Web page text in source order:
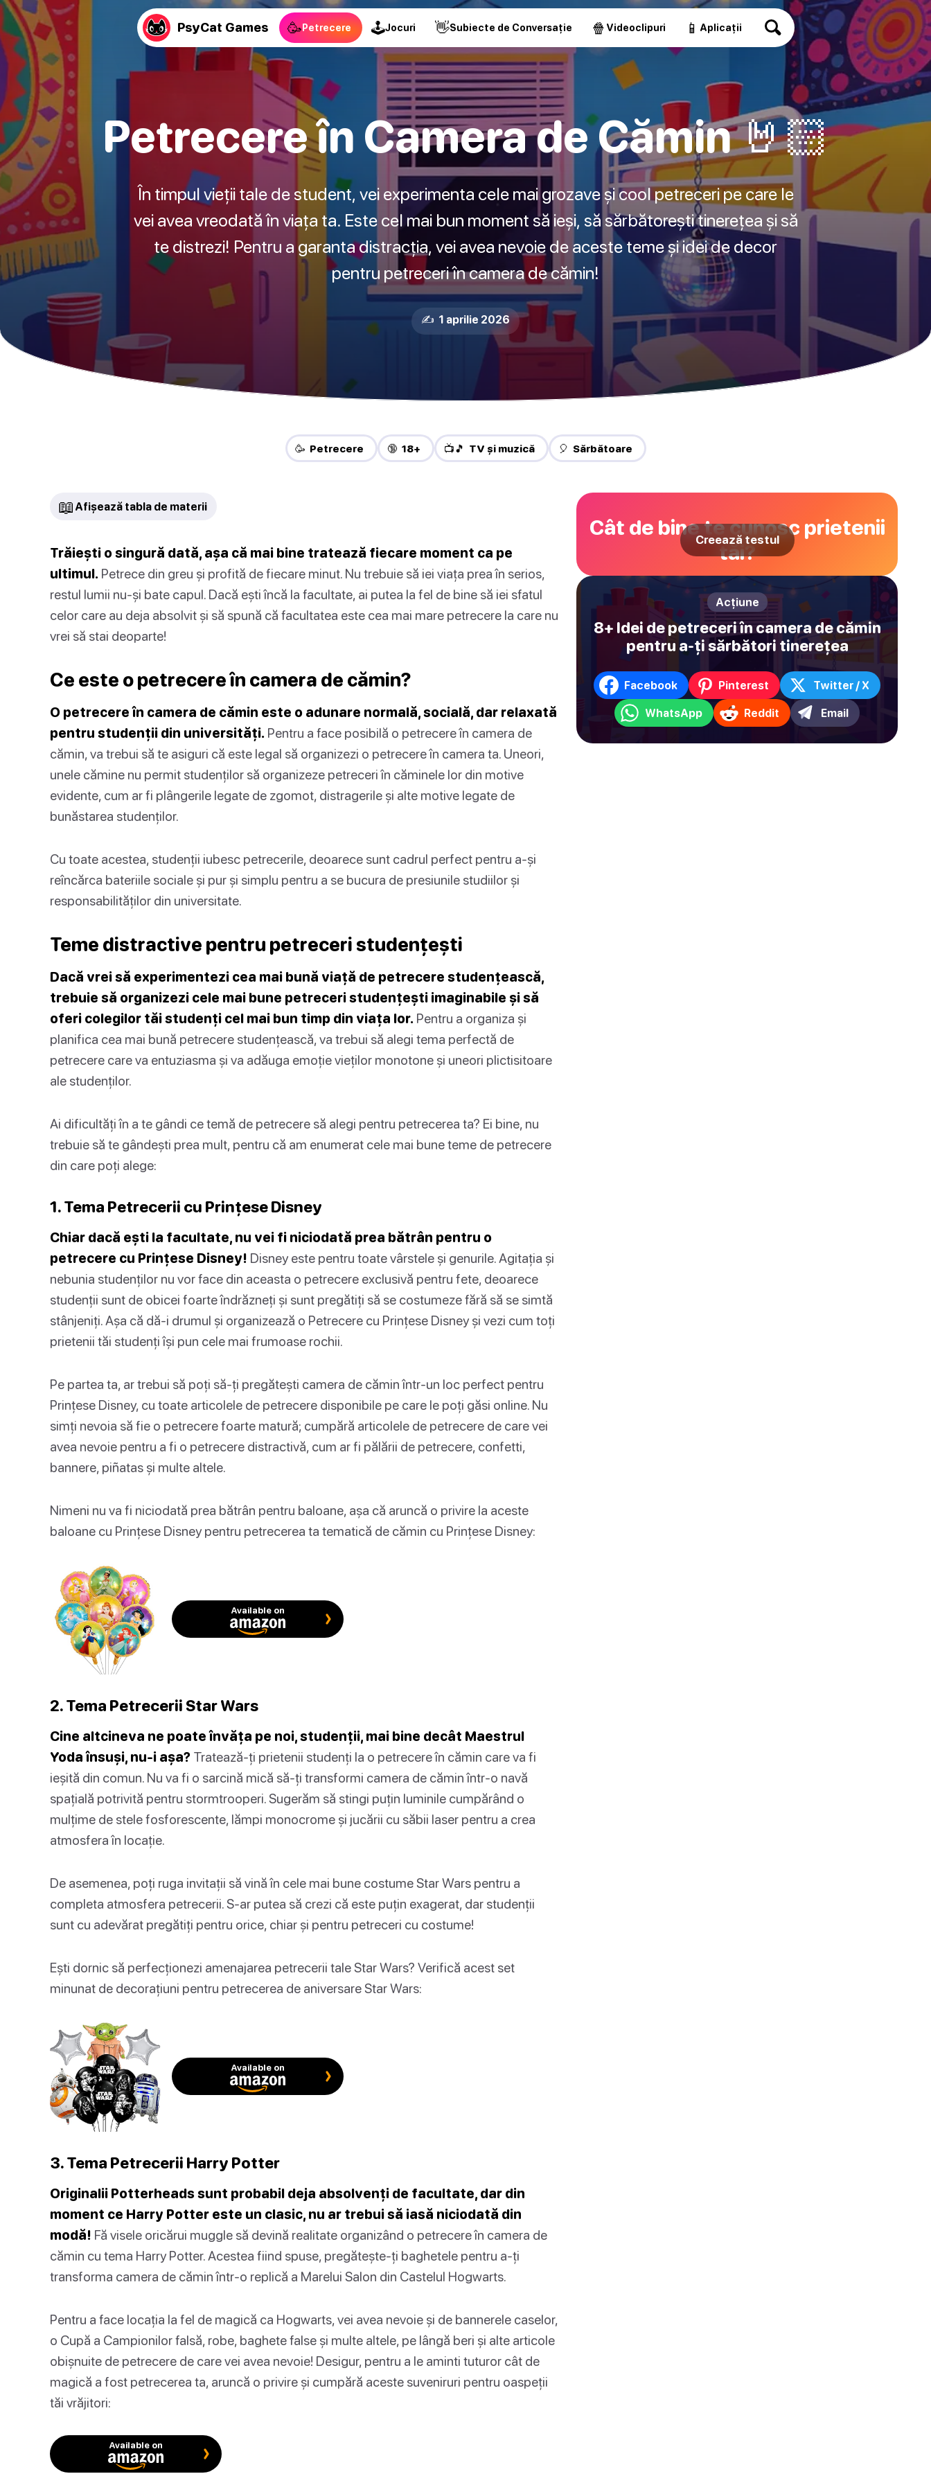
PsyCat Games 🥳Petrecere 🕹Jocuri 👋Subiecte de Conversație 🍿 Videoclipuri 📱 Aplicații
Petrecere în Camera de Cămin 🤘🏻
În timpul vieții tale de student, vei experimenta cele mai grozave și cool petreceri pe care le
vei avea vreodată în viața ta. Este cel mai bun moment să ieși, să sărbătorești tinerețea și să
te distrezi! Pentru a garanta distracția, vei avea nevoie de aceste teme și idei de decor
pentru petreceri în camera de cămin!
✍️ 1 aprilie 2026
🥳 Petrecere 🔞 18+ 📺🎵 TV și muzică 🎈 Sărbătoare
📖 Afișează tabla de materii
Trăiești o singură dată, așa că mai bine tratează fiecare moment ca pe
ultimul. Petrece din greu și profită de fiecare minut. Nu trebuie să iei viața prea în serios,
restul lumii nu-și bate capul. Dacă ești încă la facultate, ai putea la fel de bine să iei sfatul
celor care au deja absolvit și să spună că facultatea este cea mai mare petrecere la care nu
vrei să stai deoparte!
Ce este o petrecere în camera de cămin?
O petrecere în camera de cămin este o adunare normală, socială, dar relaxată
pentru studenții din universități. Pentru a face posibilă o petrecere în camera de
cămin, va trebui să te asiguri că este legal să organizezi o petrecere în camera ta. Uneori,
unele cămine nu permit studenților să organizeze petreceri în căminele lor din motive
evidente, cum ar fi plângerile legate de zgomot, distragerile și alte motive legate de
bunăstarea studenților.
Cu toate acestea, studenții iubesc petrecerile, deoarece sunt cadrul perfect pentru a-și
reîncărca bateriile sociale și pur și simplu pentru a se bucura de presiunile studiilor și
responsabilităților din universitate.
Teme distractive pentru petreceri studențești
Dacă vrei să experimentezi cea mai bună viață de petrecere studențească,
trebuie să organizezi cele mai bune petreceri studențești imaginabile și să
oferi colegilor tăi studenți cel mai bun timp din viața lor. Pentru a organiza și
planifica cea mai bună petrecere studențească, va trebui să alegi tema perfectă de
petrecere care va entuziasma și va adăuga emoție vieților monotone și uneori plictisitoare
ale studenților.
Ai dificultăți în a te gândi ce temă de petrecere să alegi pentru petrecerea ta? Ei bine, nu
trebuie să te gândești prea mult, pentru că am enumerat cele mai bune teme de petrecere
din care poți alege:
1. Tema Petrecerii cu Prințese Disney
Chiar dacă ești la facultate, nu vei fi niciodată prea bătrân pentru o
petrecere cu Prințese Disney! Disney este pentru toate vârstele și genurile. Agitația și
nebunia studenților nu vor face din aceasta o petrecere exclusivă pentru fete, deoarece
studenții sunt de obicei foarte îndrăzneți și sunt pregătiți să se costumeze fără să se simtă
stânjeniți. Așa că dă-i drumul și organizează o Petrecere cu Prințese Disney și vezi cum toți
prietenii tăi studenți își pun cele mai frumoase rochii.
Pe partea ta, ar trebui să poți să-ți pregătești camera de cămin într-un loc perfect pentru
Prințese Disney, cu toate articolele de petrecere disponibile pe care le poți găsi online. Nu
simți nevoia să fie o petrecere foarte matură; cumpără articolele de petrecere de care vei
avea nevoie pentru a fi o petrecere distractivă, cum ar fi pălării de petrecere, confetti,
bannere, piñatas și multe altele.
Nimeni nu va fi niciodată prea bătrân pentru baloane, așa că aruncă o privire la aceste
baloane cu Prințese Disney pentru petrecerea ta tematică de cămin cu Prințese Disney:
Available on
2. Tema Petrecerii Star Wars
Cine altcineva ne poate învăța pe noi, studenții, mai bine decât Maestrul
Yoda însuși, nu-i așa? Tratează-ți prietenii studenți la o petrecere în cămin care va fi
ieșită din comun. Nu va fi o sarcină mică să-ți transformi camera de cămin într-o navă
spațială potrivită pentru stormtrooperi. Sugerăm să stingi puțin luminile cumpărând o
mulțime de stele fosforescente, lămpi monocrome și jucării cu săbii laser pentru a crea
atmosfera în locație.
De asemenea, poți ruga invitații să vină în cele mai bune costume Star Wars pentru a
completa atmosfera petrecerii. S-ar putea să crezi că este puțin exagerat, dar studenții
sunt cu adevărat pregătiți pentru orice, chiar și pentru petreceri cu costume!
Ești dornic să perfecționezi amenajarea petrecerii tale Star Wars? Verifică acest set
minunat de decorațiuni pentru petrecerea de aniversare Star Wars:
Available on
3. Tema Petrecerii Harry Potter
Originalii Potterheads sunt probabil deja absolvenți de facultate, dar din
moment ce Harry Potter este un clasic, nu ar trebui să iasă niciodată din
modă! Fă visele oricărui muggle să devină realitate organizând o petrecere în camera de
cămin cu tema Harry Potter. Acestea fiind spuse, pregătește-ți baghetele pentru a-ți
transforma camera de cămin într-o replică a Marelui Salon din Castelul Hogwarts.
Pentru a face locația la fel de magică ca Hogwarts, vei avea nevoie și de bannerele caselor,
o Cupă a Campionilor falsă, robe, baghete false și multe altele, pe lângă beri și alte articole
obișnuite de petrecere de care vei avea nevoie! Desigur, pentru a le aminti tuturor cât de
magică a fost petrecerea ta, aruncă o privire și cumpără aceste suveniruri pentru oaspeții
tăi vrăjitori:
Available on
Cât de bine te cunosc prietenii
tăi?
Creează testul
Acțiune
8+ Idei de petreceri în camera de cămin
pentru a-ți sărbători tinerețea
Facebook Pinterest Twitter / X
WhatsApp Reddit Email